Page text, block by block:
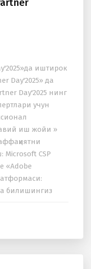
иштирок
Day'2025» да
Day'2025 нинг
учун
иш жойи »
CSP
«Adobe
билишингиз